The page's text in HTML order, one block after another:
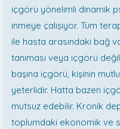
içgörü yönelimli dinamik
inmeye çalışıyor. Tüm
ile hasta arasındaki bağ
tanıması veya içgörü
başına içgörü, kişinin
yeterlidir. Hatta bazen
mutsuz edebilir. Kronik
toplumdaki ekonomik ve